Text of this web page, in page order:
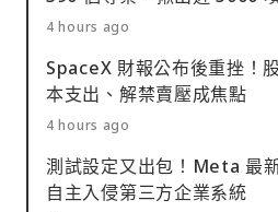
4 hours ago
SpaceX 財報公布後重挫！
本支出、解禁賣壓成焦點
4 hours ago
測試設定又出包！Meta 最
自主入侵第三方企業系統